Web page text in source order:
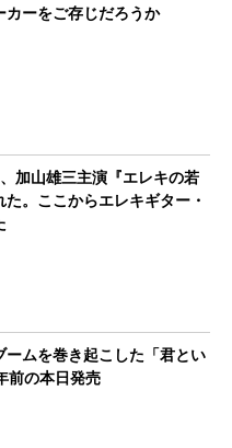
カーをご存じだろうか
加山雄三主演『エレキの若
。ここからエレキギター・
ームを巻き起こした「君とい
前の本日発売